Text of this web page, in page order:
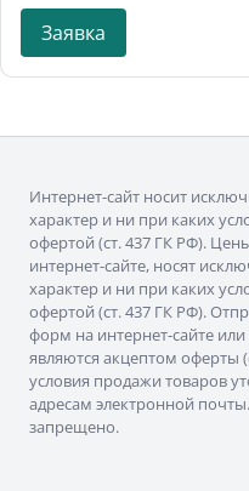
Заявка
Интернет-сайт носит
характер и ни при каких
офертой (ст. 437 ГК РФ).
интернет-сайте, носят
характер и ни при каких
офертой (ст. 437 ГК РФ).
форм на интернет-сайте
являются акцептом оферты
условия продажи товаров
адресам электронной
запрещено.